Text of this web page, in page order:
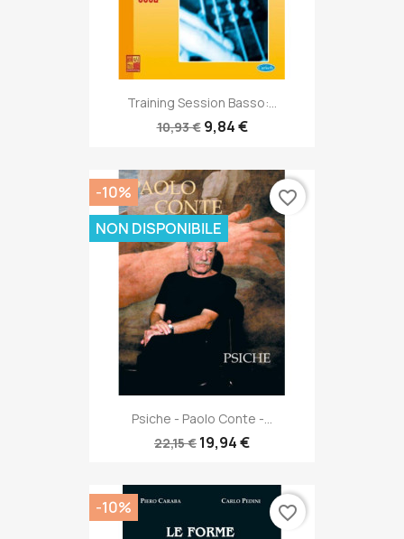
Training Session Basso:...
10,93 € 9,84 €
Psiche - Paolo Conte -...
22,15 € 19,94 €
-10%
NON DISPONIBILE
favorite_border
-10% favorite_border